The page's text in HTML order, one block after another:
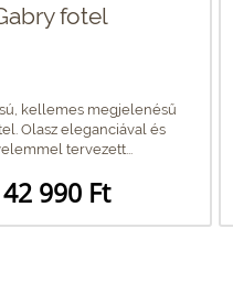
fotel
kellemes megjelenésű
Olasz eleganciával és
tervezett...
990 Ft